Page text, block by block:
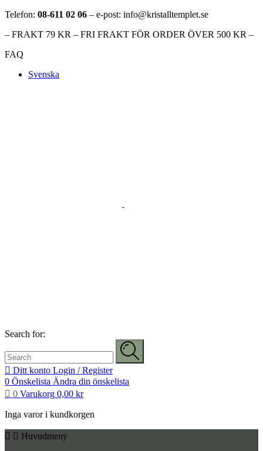
Telefon: 08-611 02 06 – e-post: info@kristalltemplet.se
– FRAKT 79 KR – FRI FRAKT FÖR ORDER ÖVER 500 KR –
FAQ
Svenska
Search for:
Ditt konto Login / Register
0 Önskelista Ändra din önskelista
0 Varukorg 0,00 kr
Inga varor i kundkorgen
Huvudmeny